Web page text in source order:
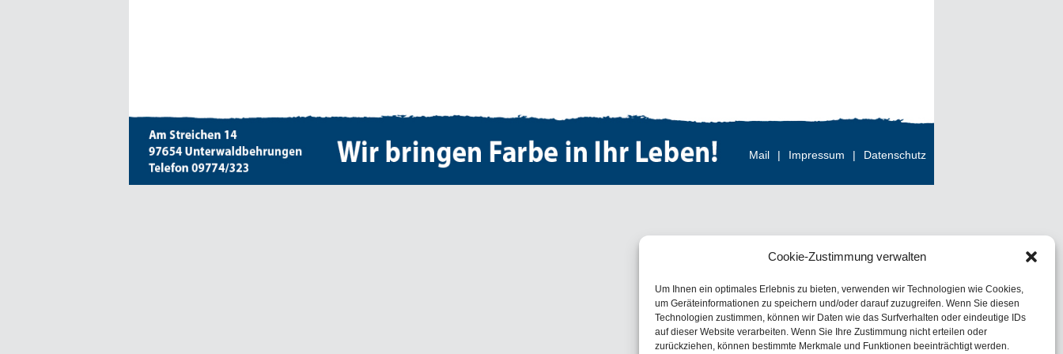
Cookie-Zustimmung verwalten
Um Ihnen ein optimales Erlebnis zu bieten, verwenden wir Technologien wie Cookies,
um Geräteinformationen zu speichern und/oder darauf zuzugreifen. Wenn Sie diesen
Technologien zustimmen, können wir Daten wie das Surfverhalten oder eindeutige IDs
auf dieser Website verarbeiten. Wenn Sie Ihre Zustimmung nicht erteilen oder
zurückziehen, können bestimmte Merkmale und Funktionen beeinträchtigt werden.
Mail | Impressum | Datenschutz